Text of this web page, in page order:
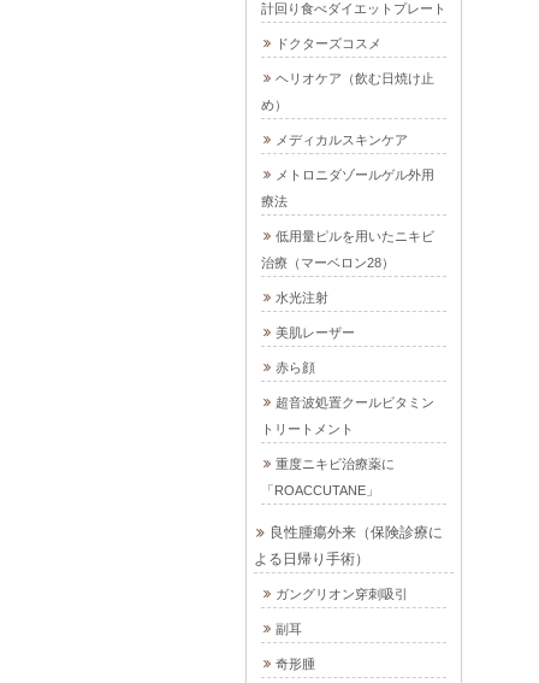
計回り食べダイエットプレート
ドクターズコスメ
ヘリオケア（飲む日焼け止
め）
メディカルスキンケア
メトロニダゾールゲル外用
療法
低用量ピルを用いたニキビ
治療（マーベロン28）
水光注射
美肌レーザー
赤ら顔
超音波処置クールビタミン
トリートメント
重度ニキビ治療薬に
「ROACCUTANE」
良性腫瘍外来（保険診療に
よる日帰り手術）
ガングリオン穿刺吸引
副耳
奇形腫